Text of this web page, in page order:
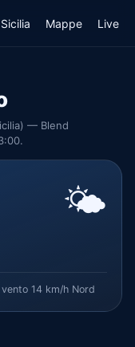
Mappe Live
— Blend
🌤️
vento 14 km/h Nord